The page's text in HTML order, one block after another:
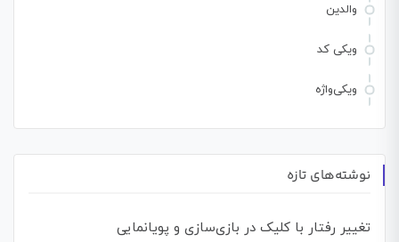
والدین
ویکی کد
ویکی‌واژه
نوشته‌های تازه
تغییر رفتار با کلیک در بازی‌سازی و پویانمایی